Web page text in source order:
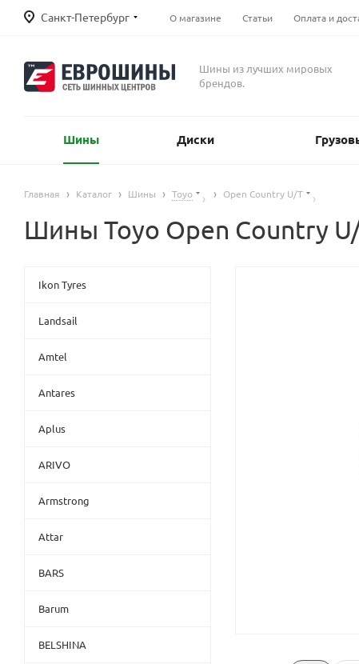
Санкт-Петербург О магазине Статьи Оплата и
Шины из лучших мировых
брендов.
Шины Диски
Главная Каталог Шины Toyo Open Country U/T
Шины Toyo Open Country
Ikon Tyres
Landsail
Amtel
Antares
Aplus
ARIVO
Armstrong
Attar
BARS
Barum
BELSHINA